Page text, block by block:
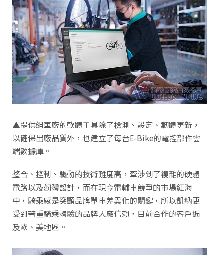
▲提供組車廠的軟體工具除了檢測、設定、韌體更新，
以確保出廠品質外，也建立了每台E-Bike的電控部件雲
端數據庫。
整合、控制、驅動的技術難度高，牽涉到了複雜的硬體
電路以及韌體設計，而在現今電輔車競爭的市場紅海
中，騎乘感是突顯品牌單車差異化的關鍵，所以凱納更
受到著重騎乘體驗的品牌大廠信賴，目前合作的客戶遍
及歐、美地區。